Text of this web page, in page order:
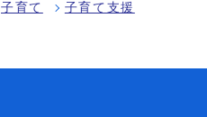
子育て 子育て支援